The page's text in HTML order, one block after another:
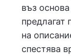
въз
предлагат
на
спестява